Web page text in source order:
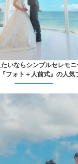
いならシンプルセレモ
フォト＋人前式』の人気